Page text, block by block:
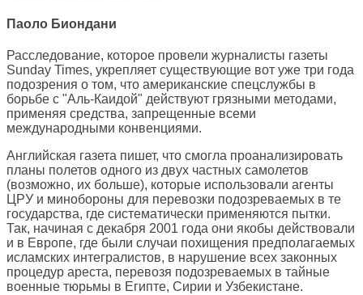
Паоло Биондани
Расследование, которое провели журналисты газеты
Sunday Times, укрепляет существующие вот уже три года
подозрения о том, что американские спецслужбы в
борьбе с "Аль-Каидой" действуют грязными методами,
применяя средства, запрещенные всеми
международными конвенциями.
Английская газета пишет, что смогла проанализировать
планы полетов одного из двух частных самолетов
(возможно, их больше), которые использовали агенты
ЦРУ и минобороны для перевозки подозреваемых в те
государства, где систематически применяются пытки.
Так, начиная с декабря 2001 года они якобы действовали
и в Европе, где были случаи похищения предполагаемых
исламских интегралистов, в нарушение всех законных
процедур ареста, перевозя подозреваемых в тайные
военные тюрьмы в Египте, Сирии и Узбекистане.